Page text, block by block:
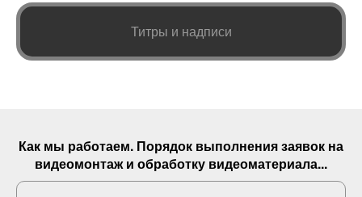
Титры и надписи
Как мы работаем. Порядок выполнениязаявок на
видеомонтаж и обработку видеоматериала...